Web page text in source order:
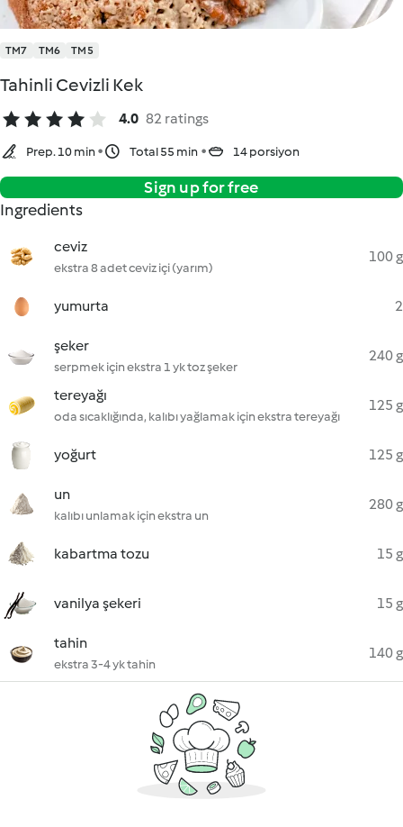
TM7 TM6 TM5
Tahinli Cevizli Kek
4.0 82 ratings
Prep. 10 min Total 55 min 14 porsiyon
Sign up for free
Ingredients
ceviz
ekstra 8 adet ceviz içi (yarım)
100 g
yumurta 2
şeker
serpmek için ekstra 1 yk toz şeker
240 g
tereyağı
oda sıcaklığında, kalıbı yağlamak için ekstra tereyağı
125 g
yoğurt 125 g
un
kalıbı unlamak için ekstra un
280 g
kabartma tozu 15 g
vanilya şekeri 15 g
tahin
ekstra 3-4 yk tahin
140 g